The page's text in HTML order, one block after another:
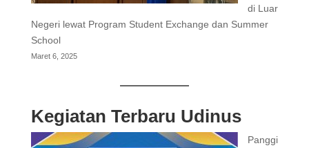
di Luar
Negeri lewat Program Student Exchange dan Summer
School
Maret 6, 2025
Kegiatan Terbaru Udinus
Panggi